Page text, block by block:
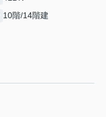
10階/14階建